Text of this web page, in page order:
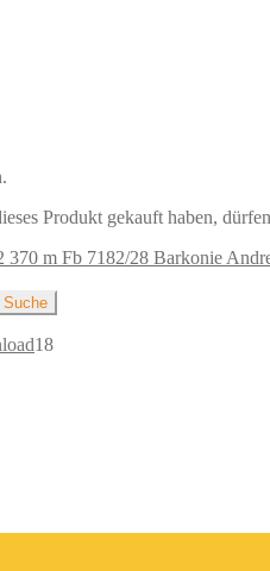
Produkt gekauft haben,
Barkonie
Suche
1818